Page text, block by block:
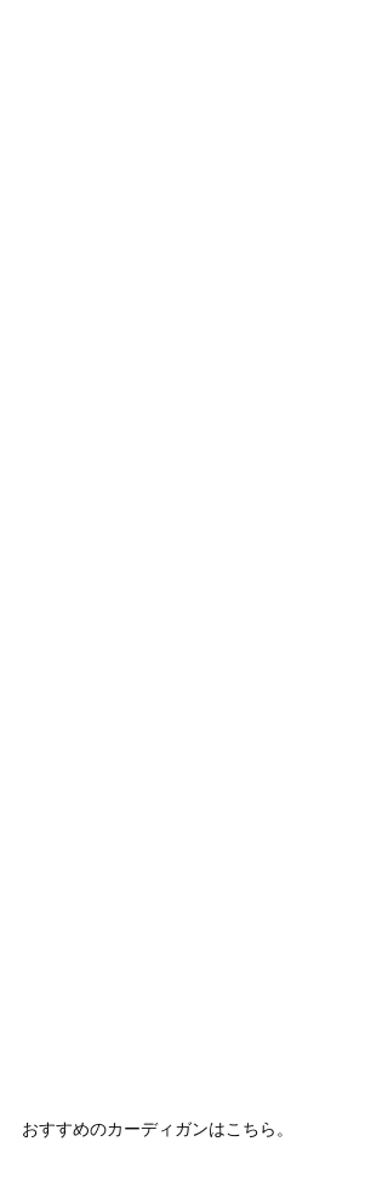
おすすめのカーディガンはこちら。